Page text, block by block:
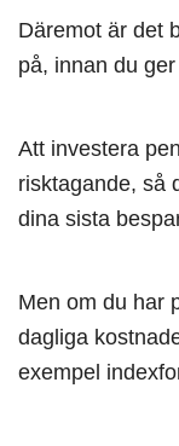
Däremot är det
på, innan du
Att investera
risktagande, så
dina sista
Men om du har
dagliga
exempel